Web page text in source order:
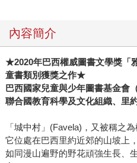
內容簡介
★2020年巴西權威圖書文學獎「
童書類別獲獎之作★
巴西國家兒童與少年圖書基金會
聯合國教育科學及文化組織、里
「城中村」(Favela)，又被稱之
它位處在巴西里約近郊的山坡上，
如同漫山遍野的野花頑強生長、